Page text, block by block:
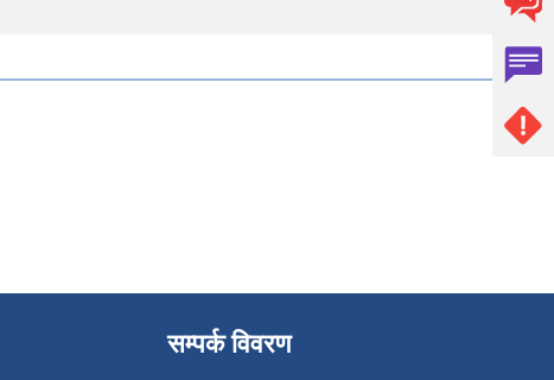
सम्पर्क विवरण